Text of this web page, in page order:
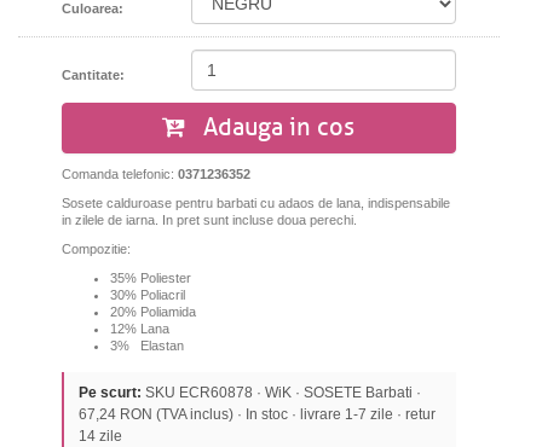
Culoarea:
Cantitate:
Adauga in cos
Comanda telefonic: 0371236352
Sosete calduroase pentru barbati cu adaos de lana, indispensabile
in zilele de iarna. In pret sunt incluse doua perechi.
Compozitie:
35% Poliester
30% Poliacril
20% Poliamida
12% Lana
3% Elastan
Pe scurt: SKU ECR60878 · WiK · SOSETE Barbati ·
67,24 RON (TVA inclus) · In stoc · livrare 1-7 zile · retur
14 zile